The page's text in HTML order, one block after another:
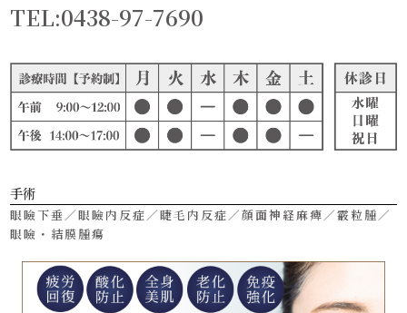
TEL:0438-97-7690
手術
眼瞼下垂／眼瞼内反症／睫毛内反症／顔面神経麻痺／霰粒腫／
眼瞼・結膜腫瘍